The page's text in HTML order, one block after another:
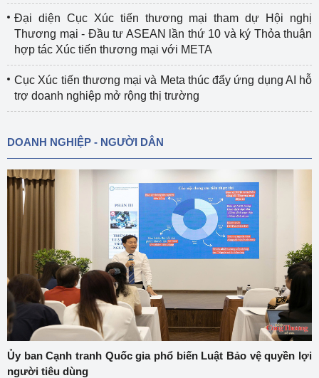
Đại diện Cục Xúc tiến thương mại tham dự Hội nghị
Thương mại - Đầu tư ASEAN lần thứ 10 và ký Thỏa thuận
hợp tác Xúc tiến thương mại với META
Cục Xúc tiến thương mại và Meta thúc đẩy ứng dụng AI hỗ
trợ doanh nghiệp mở rộng thị trường
DOANH NGHIỆP - NGƯỜI DÂN
Ủy ban Cạnh tranh Quốc gia phổ biến Luật Bảo vệ quyền lợi
người tiêu dùng